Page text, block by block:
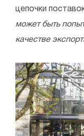
цепочки
может быть
качестве